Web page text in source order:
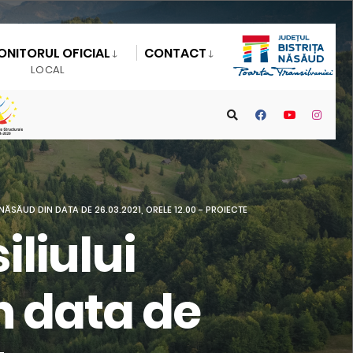
OFICIAL
LOCAL
CONTACT
DIN DATA DE 26.03.2021, ORELE 12.00 - PROIECTE
data de